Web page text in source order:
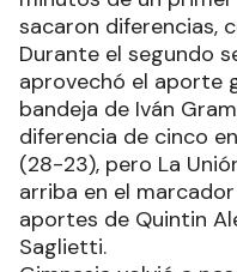
sacaron diferencias,
Durante el segundo
aprovechó el aporte
bandeja de Iván
diferencia de cinco
(28-23), pero La
arriba en el
aportes de Quintin
Saglietti.